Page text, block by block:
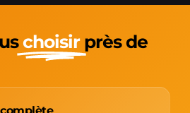
choisir près de